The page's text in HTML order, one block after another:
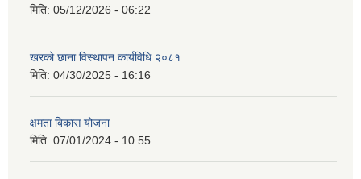
मिति: 05/12/2026 - 06:22
खरको छाना विस्थापन कार्यविधि २०८१
मिति: 04/30/2025 - 16:16
क्षमता बिकास योजना
मिति: 07/01/2024 - 10:55